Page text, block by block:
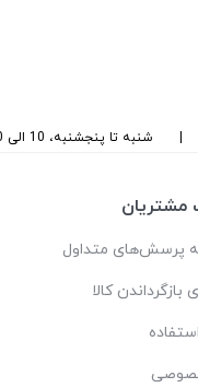
شنبه تا پنجشنبه، 10 الی 20 پاسخگوی شما هستیم
مشتریان
پرسش‌های متداول
بازگرداندن کالا